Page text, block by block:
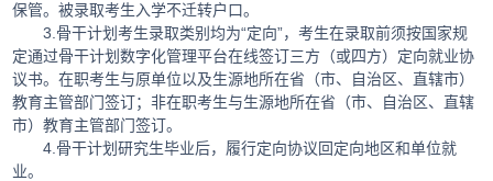
保管。被录取考生入学不迁转户口。
3.骨干计划考生录取类别均为“定向”，考生在录取前须按国家规
定通过骨干计划数字化管理平台在线签订三方（或四方）定向就业协
议书。在职考生与原单位以及生源地所在省（市、自治区、直辖市）
教育主管部门签订；非在职考生与生源地所在省（市、自治区、直辖
市）教育主管部门签订。
4.骨干计划研究生毕业后，履行定向协议回定向地区和单位就
业。